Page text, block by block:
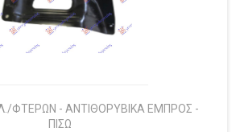
ΦΤΕΡΩΝ - ΑΝΤΙΘΟΡΥΒΙΚΑ ΕΜΠΡΟΣ -
ΠΙΣΩ